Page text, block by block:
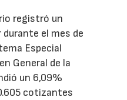
registró un
el mes de
Especial
General de la
un 6,09%
cotizantes